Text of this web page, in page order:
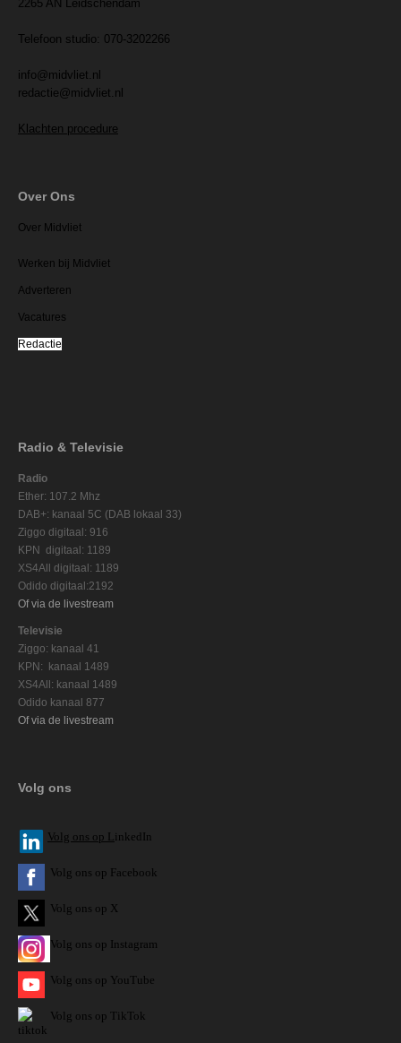
2265 AN Leidschendam
Telefoon studio: 070-3202266
info@midvliet.nl
redactie@midvliet.nl
Klachten procedure
Over Ons
Over Midvliet
Werken bij Midvliet
Adverteren
Vacatures
Redactie
Radio & Televisie
Radio
Ether: 107.2 Mhz
DAB+: kanaal 5C (DAB lokaal 33)
Ziggo digitaal: 916
KPN digitaal: 1189
XS4All digitaal: 1189
Odido digitaal:2192
Of via de livestream
Televisie
Ziggo: kanaal 41
KPN: kanaal 1489
XS4All: kanaal 1489
Odido kanaal 877
Of via de livestream
Volg ons
Volg ons op L inkedIn
Volg ons op Facebook
Volg ons op X
Volg ons op Instagram
Volg ons op YouTube
Volg ons op TikTok